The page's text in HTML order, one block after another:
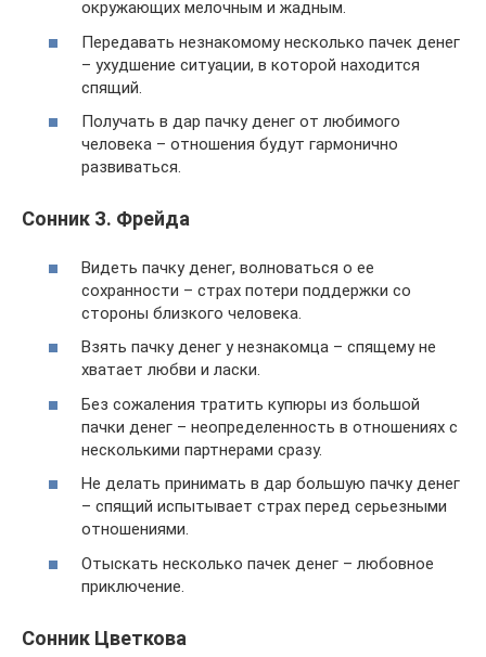
окружающих мелочным и жадным.
Передавать незнакомому несколько пачек денег
– ухудшение ситуации, в которой находится
спящий.
Получать в дар пачку денег от любимого
человека – отношения будут гармонично
развиваться.
Сонник З. Фрейда
Видеть пачку денег, волноваться о ее
сохранности – страх потери поддержки со
стороны близкого человека.
Взять пачку денег у незнакомца – спящему не
хватает любви и ласки.
Без сожаления тратить купюры из большой
пачки денег – неопределенность в отношениях с
несколькими партнерами сразу.
Не делать принимать в дар большую пачку денег
– спящий испытывает страх перед серьезными
отношениями.
Отыскать несколько пачек денег – любовное
приключение.
Сонник Цветкова